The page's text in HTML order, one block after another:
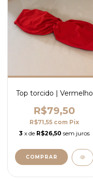
Top torcido | Vermelho
R$79,50
R$71,55 com Pix
3 x de R$26,50 sem juros
COMPRAR